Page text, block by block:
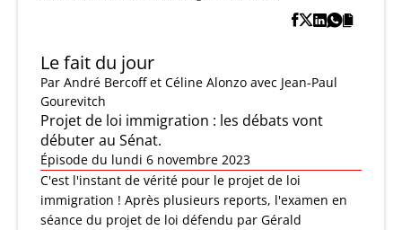
Le fait du jour
Par André Bercoff et Céline Alonzo avec Jean-Paul
Gourevitch
Projet de loi immigration : les débats vont
débuter au Sénat.
Épisode du lundi 6 novembre 2023
C'est l'instant de vérité pour le projet de loi
immigration ! Après plusieurs reports, l'examen en
séance du projet de loi défendu par Gérald